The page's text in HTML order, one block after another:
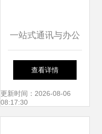
一站式通讯与办公
解决方案 从设备供
应到售后维护
查看详情
更新时间：2026-08-06
08:17:30